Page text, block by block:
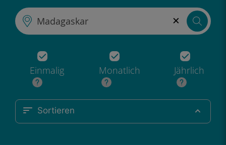
×
Einmalig Monatlich Jährlich
Sortieren